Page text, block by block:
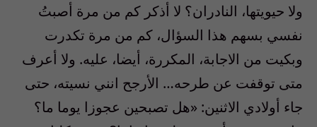
ولا حيويتها، النادران؟ لا أذكر كم من مرة أصبتُ
نفسي بسهم هذا السؤال، كم من مرة تكدرت
وبكيت من الاجابة، المكررة، أيضا، عليه. ولا أعرف
متى توقفت عن طرحه… الأرجح انني نسيته، حتى
جاء أولادي الاثنين: «هل تصبحين عجوزا يوما ما؟